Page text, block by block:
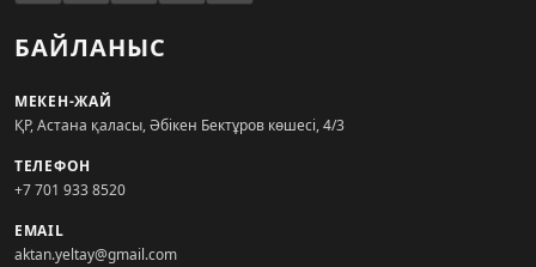
БАЙЛАНЫС
МЕКЕН-ЖАЙ
ҚР, Астана қаласы, Әбікен Бектұров көшесі, 4/3
ТЕЛЕФОН
+7 701 933 8520
EMAIL
aktan.yeltay@gmail.com